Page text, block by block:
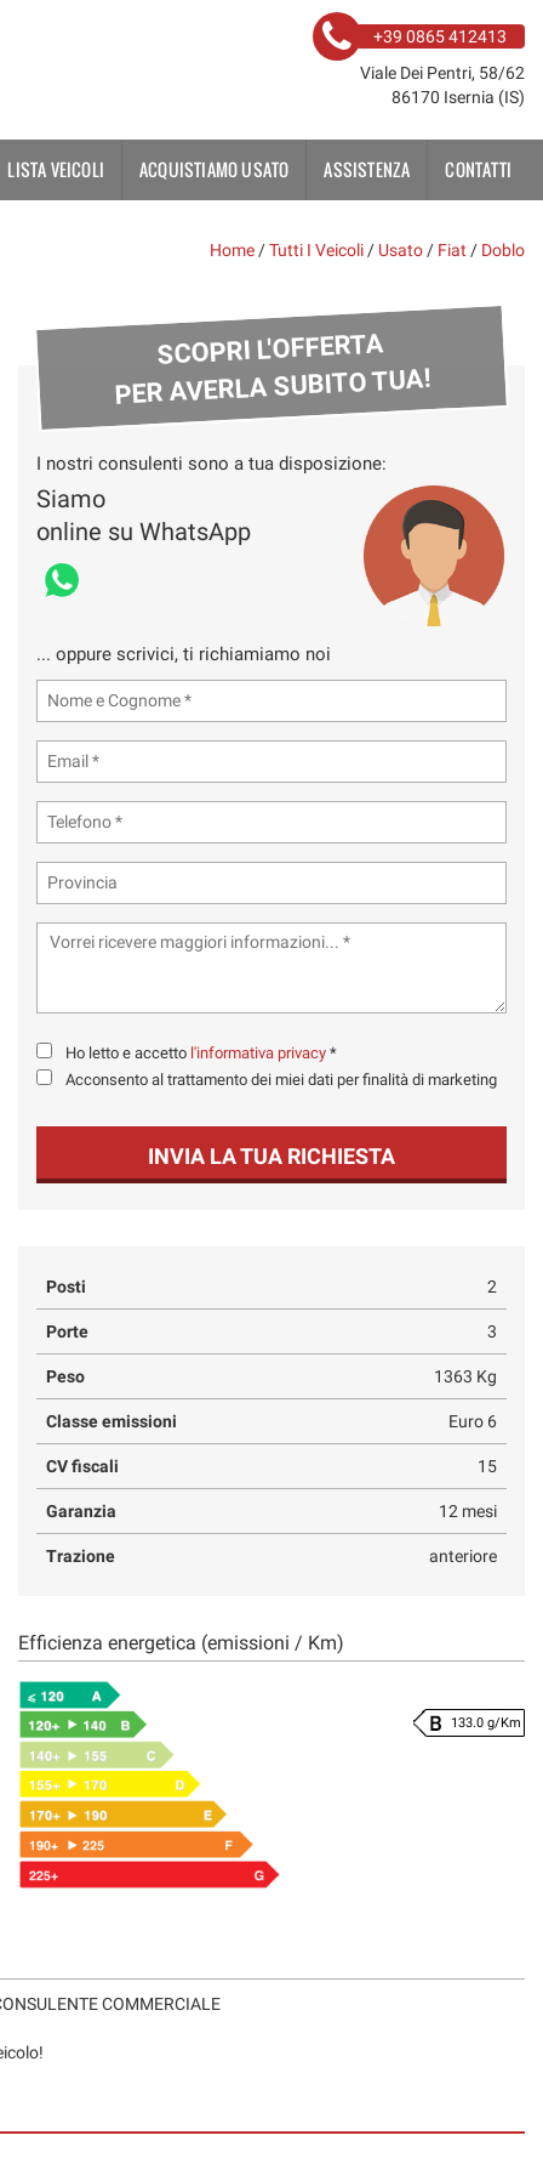
+39 0865 412413
Viale Dei Pentri, 58/62
86170 Isernia (IS)
LISTA VEICOLI ACQUISTIAMO USATO ASSISTENZA CONTATTI
Home /Tutti I Veicoli / Usato / Fiat / Doblo
SCOPRI L'OFFERTA
PER AVERLA SUBITO TUA!
I nostri consulenti sono a tua disposizione:
Siamo
online su WhatsApp
... oppure scrivici, ti richiamiamo noi
Ho letto e accetto l'informativa privacy *
Acconsento al trattamento dei miei dati per finalità di marketing
INVIA LA TUA RICHIESTA
Posti 2
Porte 3
Peso 1363 Kg
Classe emissioni Euro 6
CV fiscali 15
Garanzia 12 mesi
Trazione anteriore
Efficienza energetica (emissioni / Km)
133.0 g/Km
COMMERCIALE